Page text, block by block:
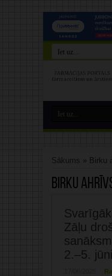
Sākums » Birku
Birku
Zāļu
2.–5.